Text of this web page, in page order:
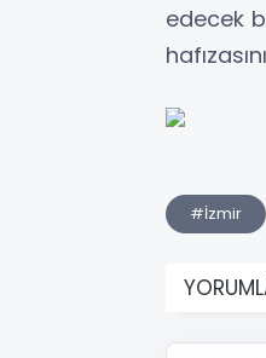
edecek
#İzmir